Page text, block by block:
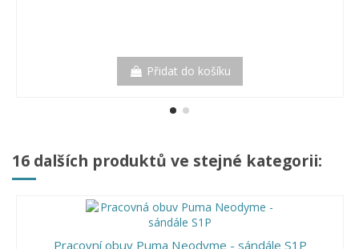
Přidat do košíku
16 dalších produktů ve stejné kategorii:
Pracovní obuv Puma Neodyme - sándále S1P